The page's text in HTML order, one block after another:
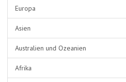
Europa
Asien
Australien und Ozeanien
Afrika